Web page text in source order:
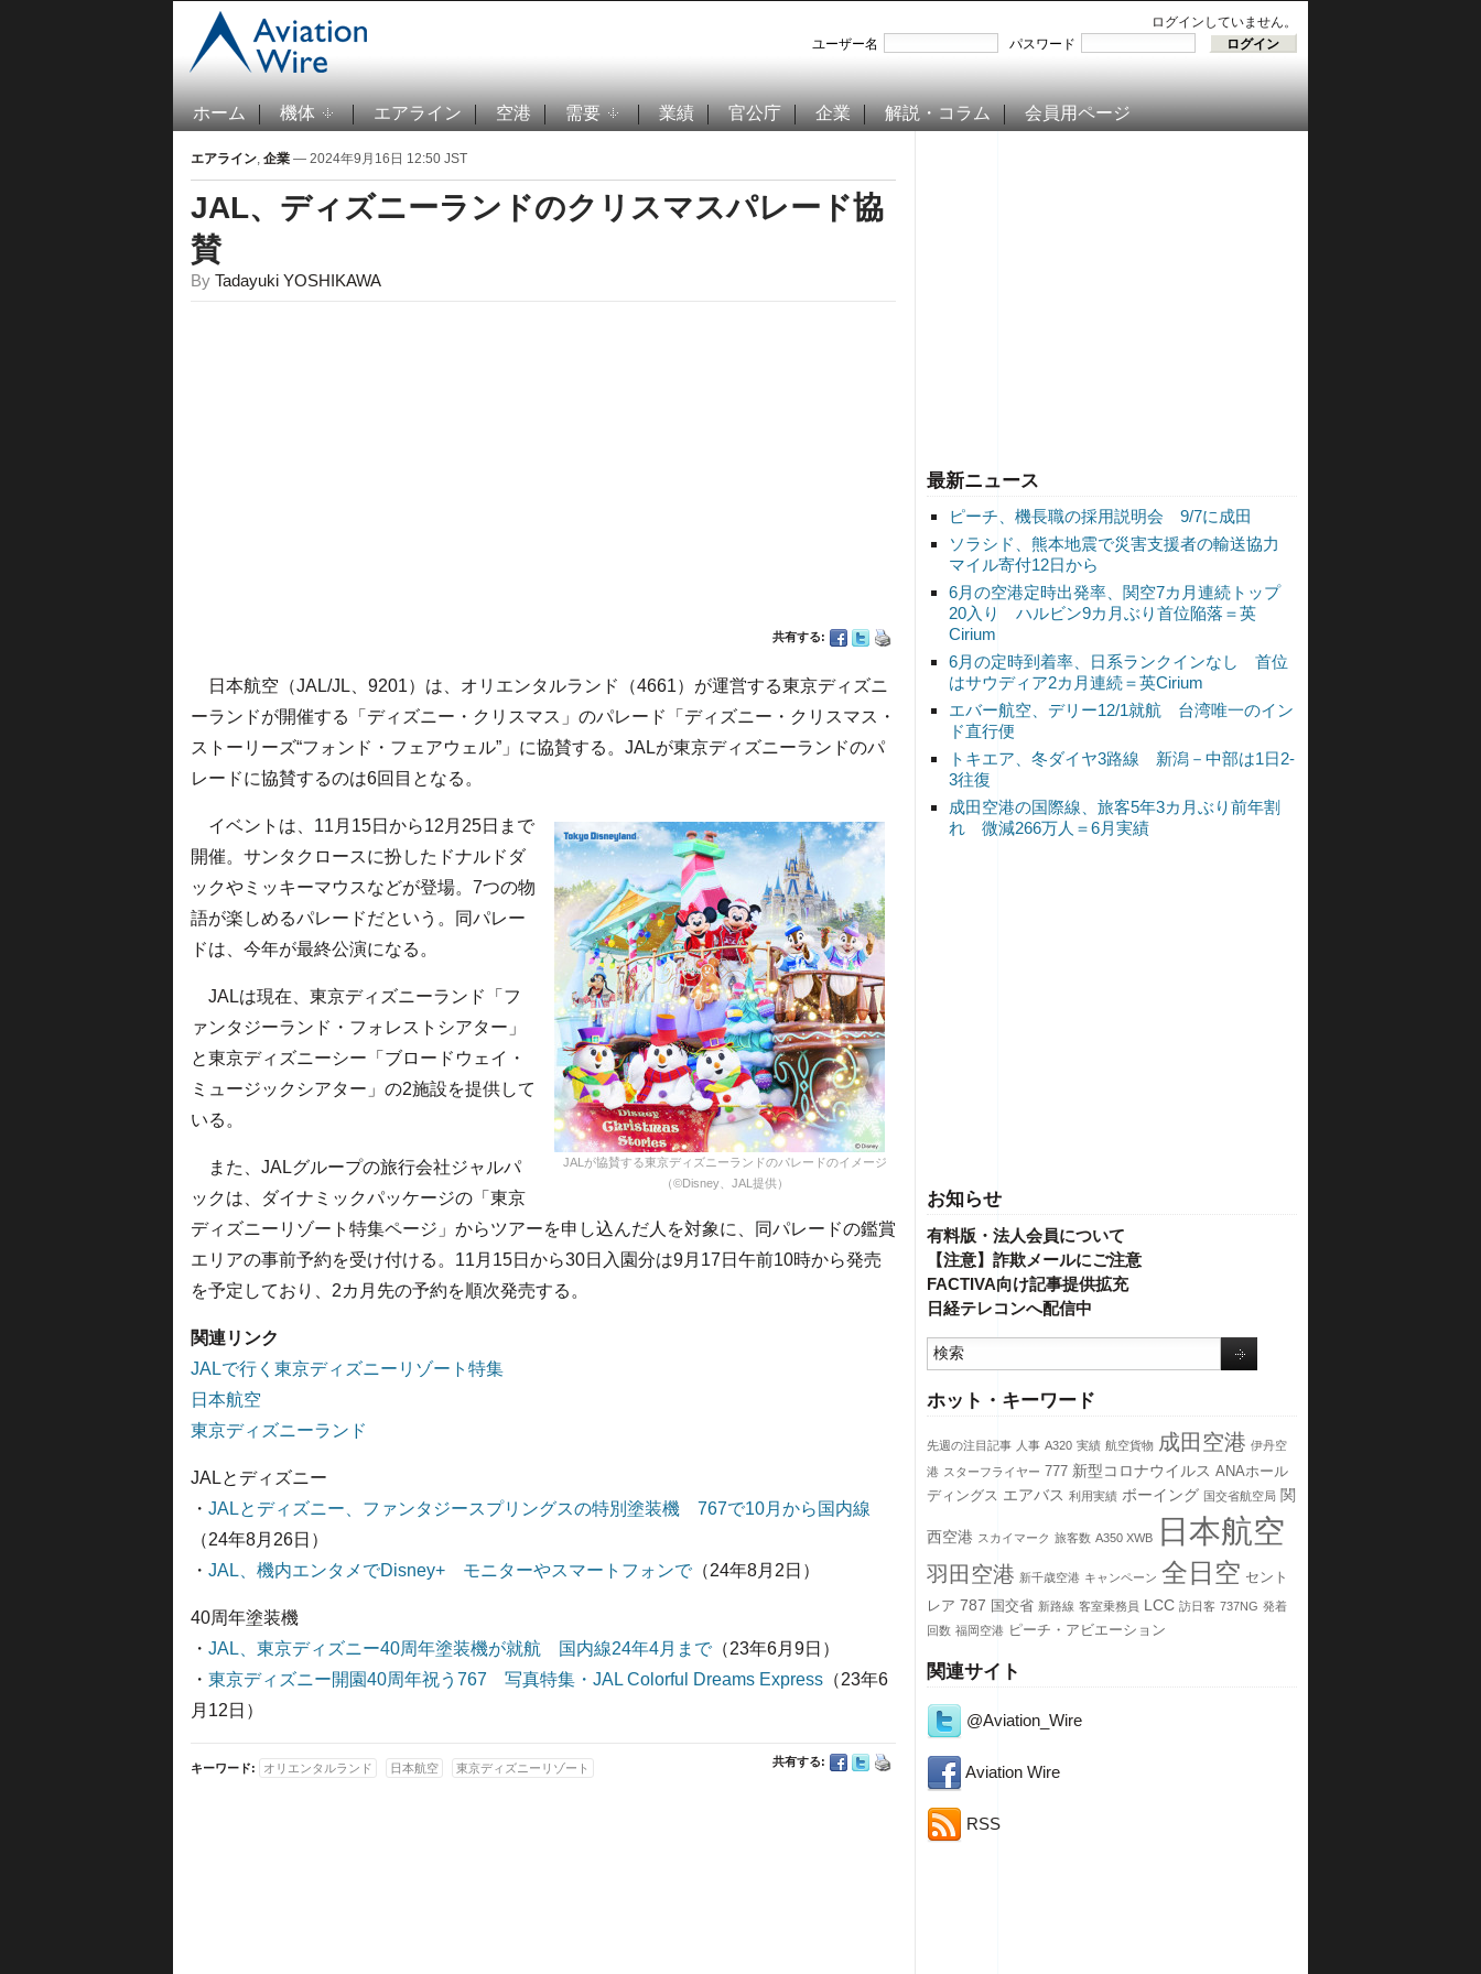
ログインしていません。
ユーザー名
パスワード
ホーム 機体 エアライン 空港 需要 業績 官公庁 企業 解説・コラム 会員用ページ
最新ニュース
ピーチ、機長職の採用説明会 9/7に成田
ソラシド、熊本地震で災害支援者の輸送協力
マイル寄付12日から
6月の空港定時出発率、関空7カ月連続トップ
20入り ハルビン9カ月ぶり首位陥落＝英
Cirium
6月の定時到着率、日系ランクインなし 首位
はサウディア2カ月連続＝英Cirium
エバー航空、デリー12/1就航 台湾唯一のイン
ド直行便
トキエア、冬ダイヤ3路線 新潟－中部は1日2-
3往復
成田空港の国際線、旅客5年3カ月ぶり前年割
れ 微減266万人＝6月実績
お知らせ
有料版・法人会員について
【注意】詐欺メールにご注意
FACTIVA向け記事提供拡充
日経テレコンへ配信中
ホット・キーワード
先週の注目記事 人事 A320 実績 航空貨物 成田空港 伊丹空
港 スターフライヤー 777 新型コロナウイルス ANAホール
ディングス エアバス 利用実績 ボーイング 国交省航空局 関
西空港 スカイマーク 旅客数 A350 XWB 日本航空
羽田空港 新千歳空港 キャンペーン 全日空 セント
レア 787 国交省 新路線 客室乗務員 LCC 訪日客 737NG 発着
回数 福岡空港 ピーチ・アビエーション
関連サイト
@Aviation_Wire
Aviation Wire
RSS
エアライン, 企業 — 2024年9月16日 12:50 JST
JAL、ディズニーランドのクリスマスパレード協
賛
By Tadayuki YOSHIKAWA
共有する:
日本航空（JAL/JL、9201）は、オリエンタルランド（4661）が運営する東京ディズニ
ーランドが開催する「ディズニー・クリスマス」のパレード「ディズニー・クリスマス・
ストーリーズ“フォンド・フェアウェル”」に協賛する。JALが東京ディズニーランドのパ
レードに協賛するのは6回目となる。
JALが協賛する東京ディズニーランドのパレードのイメージ
（©Disney、JAL提供）
イベントは、11月15日から12月25日まで
開催。サンタクロースに扮したドナルドダ
ックやミッキーマウスなどが登場。7つの物
語が楽しめるパレードだという。同パレー
ドは、今年が最終公演になる。
JALは現在、東京ディズニーランド「フ
ァンタジーランド・フォレストシアター」
と東京ディズニーシー「ブロードウェイ・
ミュージックシアター」の2施設を提供して
いる。
また、JALグループの旅行会社ジャルパ
ックは、ダイナミックパッケージの「東京
ディズニーリゾート特集ページ」からツアーを申し込んだ人を対象に、同パレードの鑑賞
エリアの事前予約を受け付ける。11月15日から30日入園分は9月17日午前10時から発売
を予定しており、2カ月先の予約を順次発売する。
関連リンク
JALで行く東京ディズニーリゾート特集
日本航空
東京ディズニーランド
JALとディズニー
・ JALとディズニー、ファンタジースプリングスの特別塗装機 767で10月から国内線
（24年8月26日）
・ JAL、機内エンタメでDisney+ モニターやスマートフォンで（24年8月2日）
40周年塗装機
・ JAL、東京ディズニー40周年塗装機が就航 国内線24年4月まで（23年6月9日）
・ 東京ディズニー開園40周年祝う767 写真特集・JAL Colorful Dreams Express （23年6
月12日）
共有する:
キーワード: オリエンタルランド 日本航空 東京ディズニーリゾート